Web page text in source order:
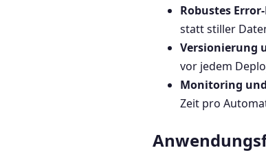
Robustes
statt stiller
Versionierung
vor jedem
Monitoring
Zeit pro